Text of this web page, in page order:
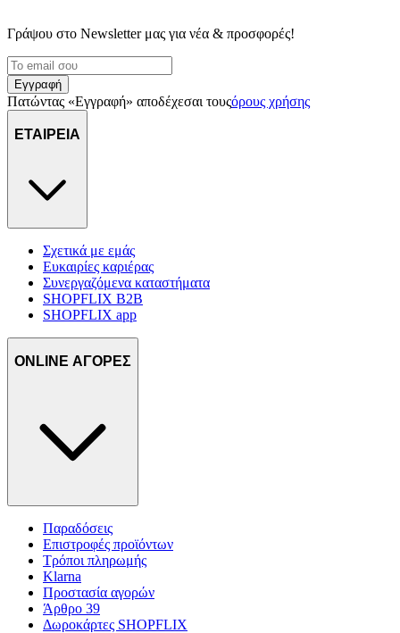
Γράψου στο Νewsletter μας για νέα & προσφορές!
Εγγραφή
Πατώντας «Εγγραφή» αποδέχεσαι τουςόρους χρήσης
ΕΤΑΙΡΕΙΑ
Σχετικά με εμάς
Ευκαιρίες καριέρας
Συνεργαζόμενα καταστήματα
SHOPFLIX B2B
SHOPFLIX app
ONLINE ΑΓΟΡΕΣ
Παραδόσεις
Επιστροφές προϊόντων
Τρόποι πληρωμής
Klarna
Προστασία αγορών
Άρθρο 39
Δωροκάρτες SHOPFLIX